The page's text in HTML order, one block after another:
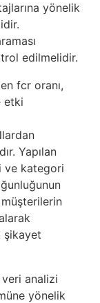
yönelik
edilmelidir.
fcr oranı,
etki
Yapılan
ve kategori
şikayet
analizi
yönelik